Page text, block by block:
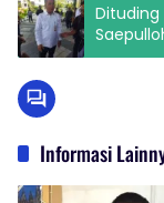
Dituding
untuk
Informasi